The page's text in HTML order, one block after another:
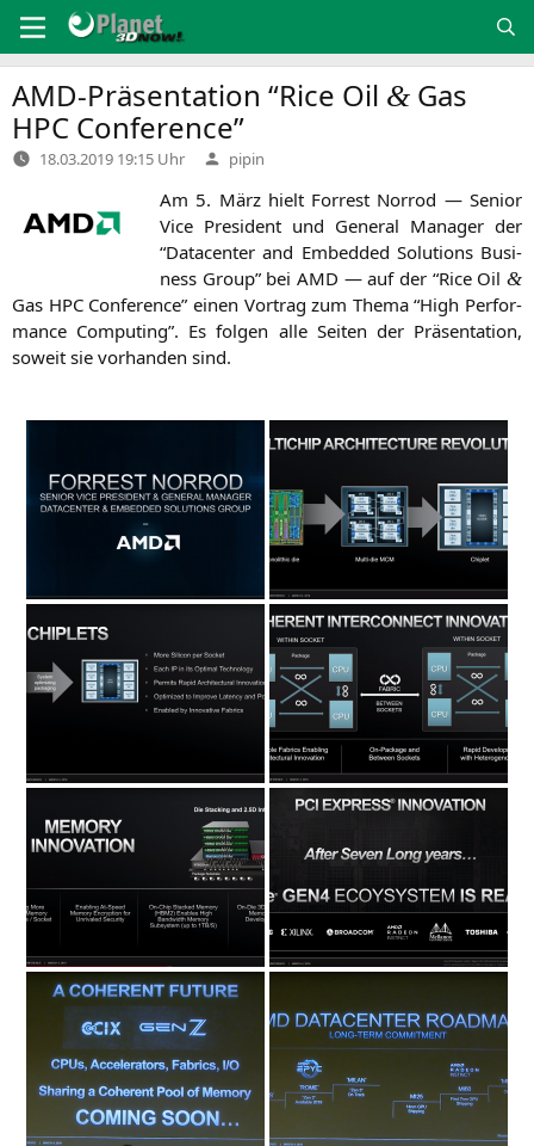
Inhalt
springen
AMD-Präsentation “Rice Oil & Gas
HPC Conference”
18.03.2019 19:15 Uhr Verfasst
von
pipin
Am 5. März hielt For­rest Nor­rod — Seni­or
Vice Pre­si­dent und Gene­ral Mana­ger der
“Dat­a­cen­ter and Embedded Solu­ti­ons Busi­
ness Group” bei AMD — auf der “Rice Oil &
Gas HPCCon­fe­rence” einen Vor­trag zum The­ma “High Per­for­
mance Com­pu­ting”. Es fol­gen alle Sei­ten der Prä­sen­ta­ti­on,
soweit sie vor­han­den sind.